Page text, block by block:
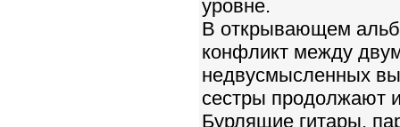
уровне.
В открывающем
конфликт между
недвусмысленных
сестры продолжают
Бурлящие гитары,